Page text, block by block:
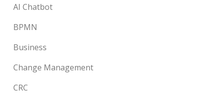
AI Chatbot
BPMN
Business
Change Management
CRC